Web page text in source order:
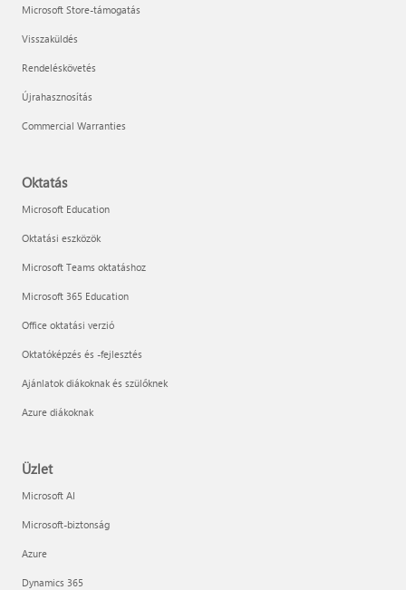
Microsoft Store-támogatás
Visszaküldés
Rendeléskövetés
Újrahasznosítás
Commercial Warranties
Oktatás
Microsoft Education
Oktatási eszközök
Microsoft Teams oktatáshoz
Microsoft 365 Education
Office oktatási verzió
Oktatóképzés és -fejlesztés
Ajánlatok diákoknak és szülőknek
Azure diákoknak
Üzlet
Microsoft AI
Microsoft-biztonság
Azure
Dynamics 365